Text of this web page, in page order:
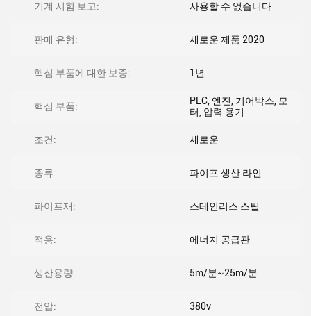
기계 시험 보고: 사용할 수 없습니다
판매 유형: 새로운 제품 2020
핵심 부품에 대한 보증: 1년
핵심 부품:
PLC, 엔진, 기어박스, 모
터, 압력 용기
조건: 새로운
종류: 파이프 생산 라인
파이프재: 스테인리스 스틸
적용: 에너지 공급관
생산용량: 5m/분~25m/분
전압: 380v